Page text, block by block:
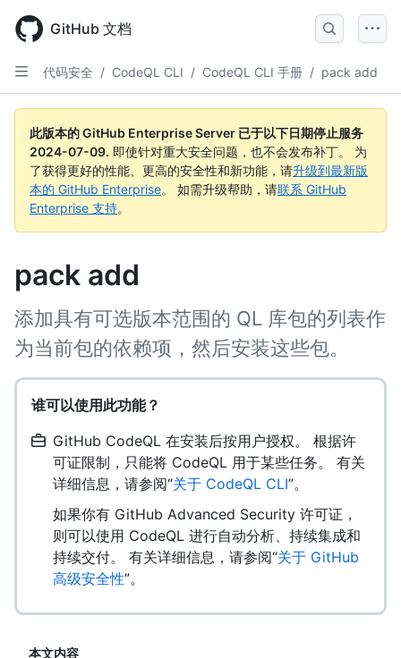
main
content
GitHub 文档
代码安全 / CodeQL CLI / CodeQL CLI 手册 / pack add
此版本的 GitHub Enterprise Server 已于以下日期停止服务
2024-07-09. 即使针对重大安全问题，也不会发布补丁。 为
了获得更好的性能、更高的安全性和新功能，请升级到最新版
本的 GitHub Enterprise。 如需升级帮助，请联系 GitHub
Enterprise 支持。
pack add
添加具有可选版本范围的 QL 库包的列表作
为当前包的依赖项，然后安装这些包。
谁可以使用此功能？
GitHub CodeQL 在安装后按用户授权。 根据许
可证限制，只能将 CodeQL 用于某些任务。 有关
详细信息，请参阅“关于 CodeQL CLI”。
如果你有 GitHub Advanced Security 许可证，
则可以使用 CodeQL 进行自动分析、持续集成和
持续交付。 有关详细信息，请参阅“关于 GitHub
高级安全性”。
本文内容